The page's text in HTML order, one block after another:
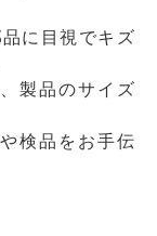
に目視でキズ
製品のサイズ
検品をお手伝